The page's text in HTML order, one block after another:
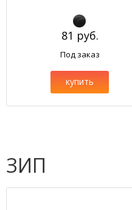
81 руб.
Под заказ
купить
ЗИП